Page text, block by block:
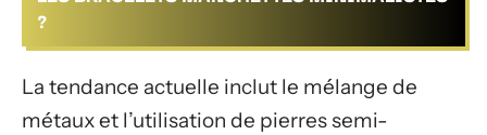
?
La tendance actuelle inclut le mélange de
métaux et l’utilisation de pierres semi-